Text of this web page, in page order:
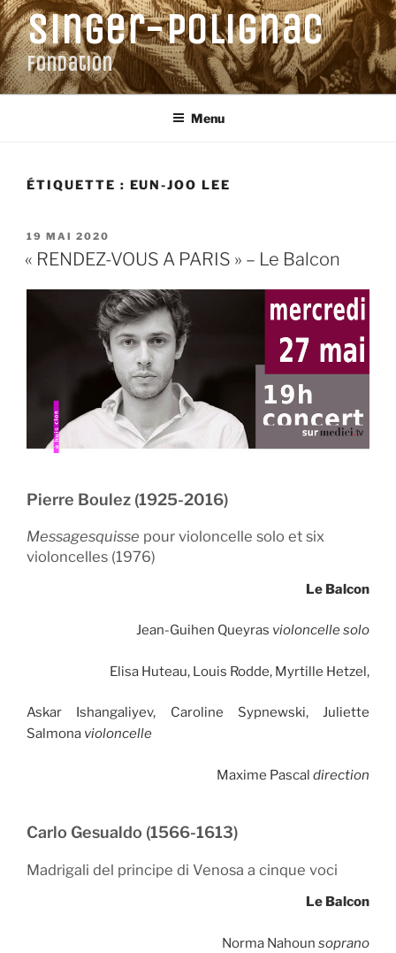
Aller
au
contenu
principal
Singer-Polignac
Fondation
Menu
ÉTIQUETTE : EUN-JOO LEE
PUBLIÉ
LE
19 MAI 2020
« RENDEZ-VOUS A PARIS » – Le Balcon
Pierre Boulez (1925-2016)
Messagesquisse pour violoncelle solo et six
violoncelles (1976)
Le Balcon
Jean-Guihen Queyras violoncelle solo
Elisa Huteau, Louis Rodde, Myrtille Hetzel,
Askar Ishangaliyev, Caroline Sypnewski, Juliette
Salmona violoncelle
Maxime Pascal direction
Carlo Gesualdo (1566-1613)
Madrigali del principe di Venosa a cinque voci
Le Balcon
Norma Nahoun soprano